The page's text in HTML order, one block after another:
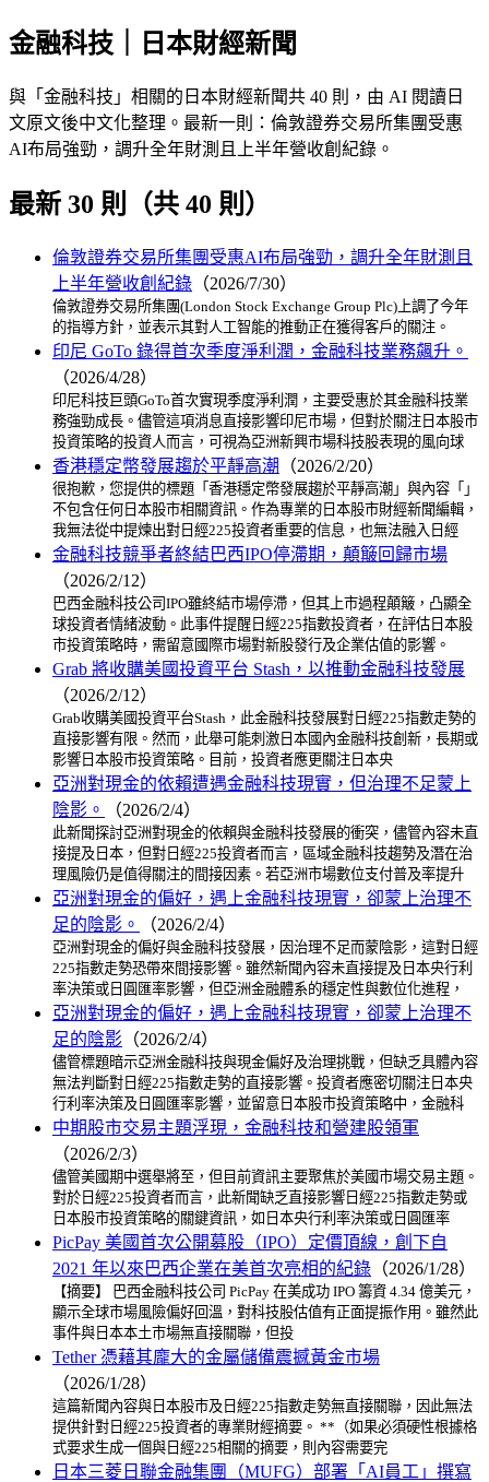
金融科技｜日本財經新聞
與「金融科技」相關的日本財經新聞共 40 則，由 AI 閱讀日
文原文後中文化整理。最新一則：倫敦證券交易所集團受惠
AI布局強勁，調升全年財測且上半年營收創紀錄。
最新 30 則（共 40 則）
倫敦證券交易所集團受惠AI布局強勁，調升全年財測且
上半年營收創紀錄 （2026/7/30）
倫敦證券交易所集團(London Stock Exchange Group Plc)上調了今年
的指導方針，並表示其對人工智能的推動正在獲得客戶的關注。
印尼 GoTo 錄得首次季度淨利潤，金融科技業務飆升。
（2026/4/28）
印尼科技巨頭GoTo首次實現季度淨利潤，主要受惠於其金融科技業
務強勁成長。儘管這項消息直接影響印尼市場，但對於關注日本股市
投資策略的投資人而言，可視為亞洲新興市場科技股表現的風向球
香港穩定幣發展趨於平靜高潮 （2026/2/20）
很抱歉，您提供的標題「香港穩定幣發展趨於平靜高潮」與內容「」
不包含任何日本股市相關資訊。作為專業的日本股市財經新聞編輯，
我無法從中提煉出對日經225投資者重要的信息，也無法融入日經
金融科技競爭者終結巴西IPO停滯期，顛簸回歸市場
（2026/2/12）
巴西金融科技公司IPO雖終結市場停滯，但其上市過程顛簸，凸顯全
球投資者情緒波動。此事件提醒日經225指數投資者，在評估日本股
市投資策略時，需留意國際市場對新股發行及企業估值的影響。
Grab 將收購美國投資平台 Stash，以推動金融科技發展
（2026/2/12）
Grab收購美國投資平台Stash，此金融科技發展對日經225指數走勢的
直接影響有限。然而，此舉可能刺激日本國內金融科技創新，長期或
影響日本股市投資策略。目前，投資者應更關注日本央
亞洲對現金的依賴遭遇金融科技現實，但治理不足蒙上
陰影。
（2026/2/4）
此新聞探討亞洲對現金的依賴與金融科技發展的衝突，儘管內容未直
接提及日本，但對日經225投資者而言，區域金融科技趨勢及潛在治
理風險仍是值得關注的間接因素。若亞洲市場數位支付普及率提升
亞洲對現金的偏好，遇上金融科技現實，卻蒙上治理不
足的陰影。
（2026/2/4）
亞洲對現金的偏好與金融科技發展，因治理不足而蒙陰影，這對日經
225指數走勢恐帶來間接影響。雖然新聞內容未直接提及日本央行利
率決策或日圓匯率影響，但亞洲金融體系的穩定性與數位化進程，
亞洲對現金的偏好，遇上金融科技現實，卻蒙上治理不
足的陰影 （2026/2/4）
儘管標題暗示亞洲金融科技與現金偏好及治理挑戰，但缺乏具體內容
無法判斷對日經225指數走勢的直接影響。投資者應密切關注日本央
行利率決策及日圓匯率影響，並留意日本股市投資策略中，金融科
中期股市交易主題浮現，金融科技和營建股領軍
（2026/2/3）
儘管美國期中選舉將至，但目前資訊主要聚焦於美國市場交易主題。
對於日經225投資者而言，此新聞缺乏直接影響日經225指數走勢或
日本股市投資策略的關鍵資訊，如日本央行利率決策或日圓匯率
PicPay 美國首次公開募股（IPO）定價頂線，創下自
2021 年以來巴西企業在美首次亮相的紀錄 （2026/1/28）
【摘要】 巴西金融科技公司 PicPay 在美成功 IPO 籌資 4.34 億美元，
顯示全球市場風險偏好回溫，對科技股估值有正面提振作用。雖然此
事件與日本本土市場無直接關聯，但投
Tether 憑藉其龐大的金屬儲備震撼黃金市場
（2026/1/28）
這篇新聞內容與日本股市及日經225指數走勢無直接關聯，因此無法
提供針對日經225投資者的專業財經摘要。 **（如果必須硬性根據格
式要求生成一個與日經225相關的摘要，則內容需要完
日本三菱日聯金融集團（MUFG）部署「AI員工」撰寫